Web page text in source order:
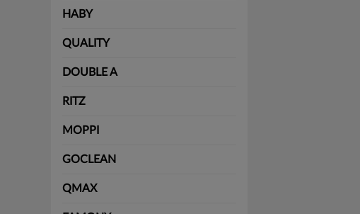
HABY
QUALITY
DOUBLE A
RITZ
MOPPI
GOCLEAN
QMAX